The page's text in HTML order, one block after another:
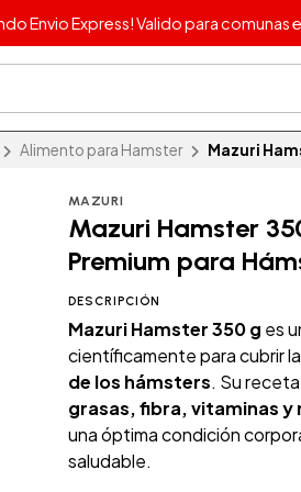
Envio Express! Valido para
Alimento para Hamster Mazuri
MAZURI
Mazuri Hamster
Premium para
DESCRIPCIÓN
Mazuri Hamster 350 g es
científicamente para cubrir
de los hámsters. Su
grasas, fibra, vitaminas y
una óptima condición
saludable.